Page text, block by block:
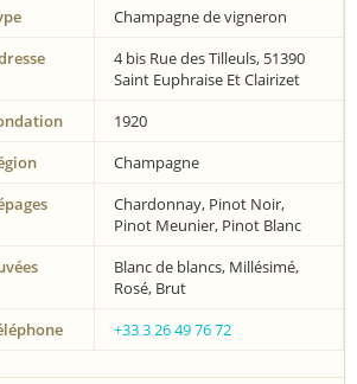
Champagne de vigneron
4 bis Rue des Tilleuls, 51390
Saint Euphraise Et Clairizet
1920
Champagne
Chardonnay, Pinot Noir,
Pinot Meunier, Pinot Blanc
Blanc de blancs, Millésimé,
Rosé, Brut
+33 3 26 49 76 72